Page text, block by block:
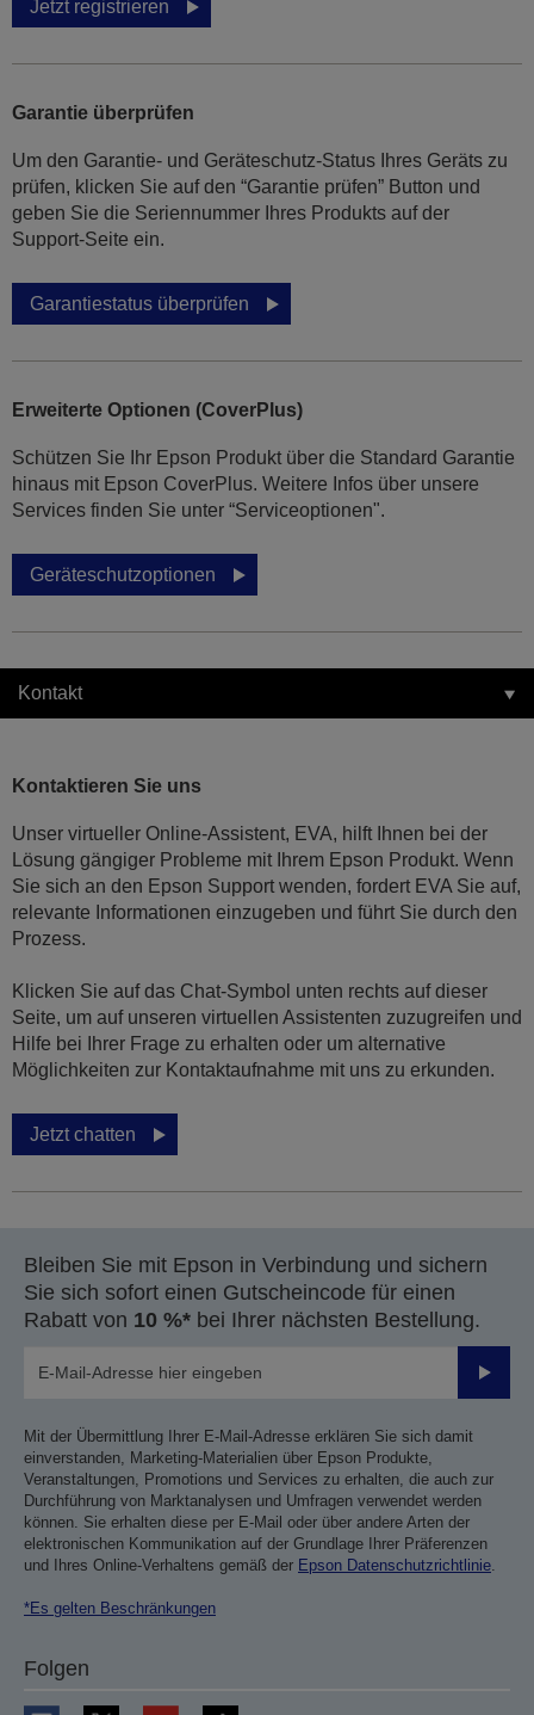
Jetzt registrieren
Garantie überprüfen
Um den Garantie- und Geräteschutz-Status Ihres Geräts zu
prüfen, klicken Sie auf den “Garantie prüfen” Button und
geben Sie die Seriennummer Ihres Produkts auf der
Support-Seite ein.
Garantiestatus überprüfen
Erweiterte Optionen (CoverPlus)
Schützen Sie Ihr Epson Produkt über die Standard Garantie
hinaus mit Epson CoverPlus. Weitere Infos über unsere
Services finden Sie unter “Serviceoptionen".
Geräteschutzoptionen
Kontakt
Kontaktieren Sie uns
Unser virtueller Online-Assistent, EVA, hilft Ihnen bei der
Lösung gängiger Probleme mit Ihrem Epson Produkt. Wenn
Sie sich an den Epson Support wenden, fordert EVA Sie auf,
relevante Informationen einzugeben und führt Sie durch den
Prozess.
Klicken Sie auf das Chat-Symbol unten rechts auf dieser
Seite, um auf unseren virtuellen Assistenten zuzugreifen und
Hilfe bei Ihrer Frage zu erhalten oder um alternative
Möglichkeiten zur Kontaktaufnahme mit uns zu erkunden.
Jetzt chatten
Bleiben Sie mit Epson in Verbindung und sichern
Sie sich sofort einen Gutscheincode für einen
Rabatt von 10 %* bei Ihrer nächsten Bestellung.
Mit der Übermittlung Ihrer E-Mail-Adresse erklären Sie sich damit
einverstanden, Marketing-Materialien über Epson Produkte,
Veranstaltungen, Promotions und Services zu erhalten, die auch zur
Durchführung von Marktanalysen und Umfragen verwendet werden
können. Sie erhalten diese per E-Mail oder über andere Arten der
elektronischen Kommunikation auf der Grundlage Ihrer Präferenzen
und Ihres Online-Verhaltens gemäß der Epson Datenschutzrichtlinie.
*Es gelten Beschränkungen
Folgen